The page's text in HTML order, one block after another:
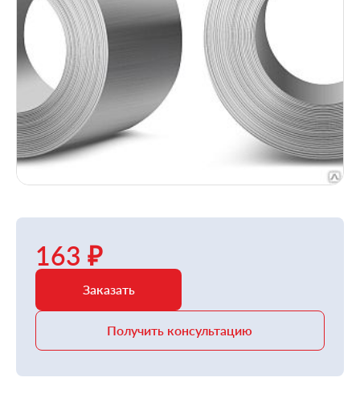
163 ₽
Заказать
Получить консультацию